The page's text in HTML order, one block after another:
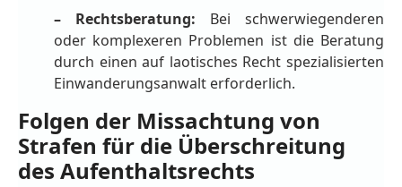
– Rechtsberatung: Bei schwerwiegenderen
oder komplexeren Problemen ist die Beratung
durch einen auf laotisches Recht spezialisierten
Einwanderungsanwalt erforderlich.
Folgen der Missachtung von
Strafen für die Überschreitung
des Aufenthaltsrechts